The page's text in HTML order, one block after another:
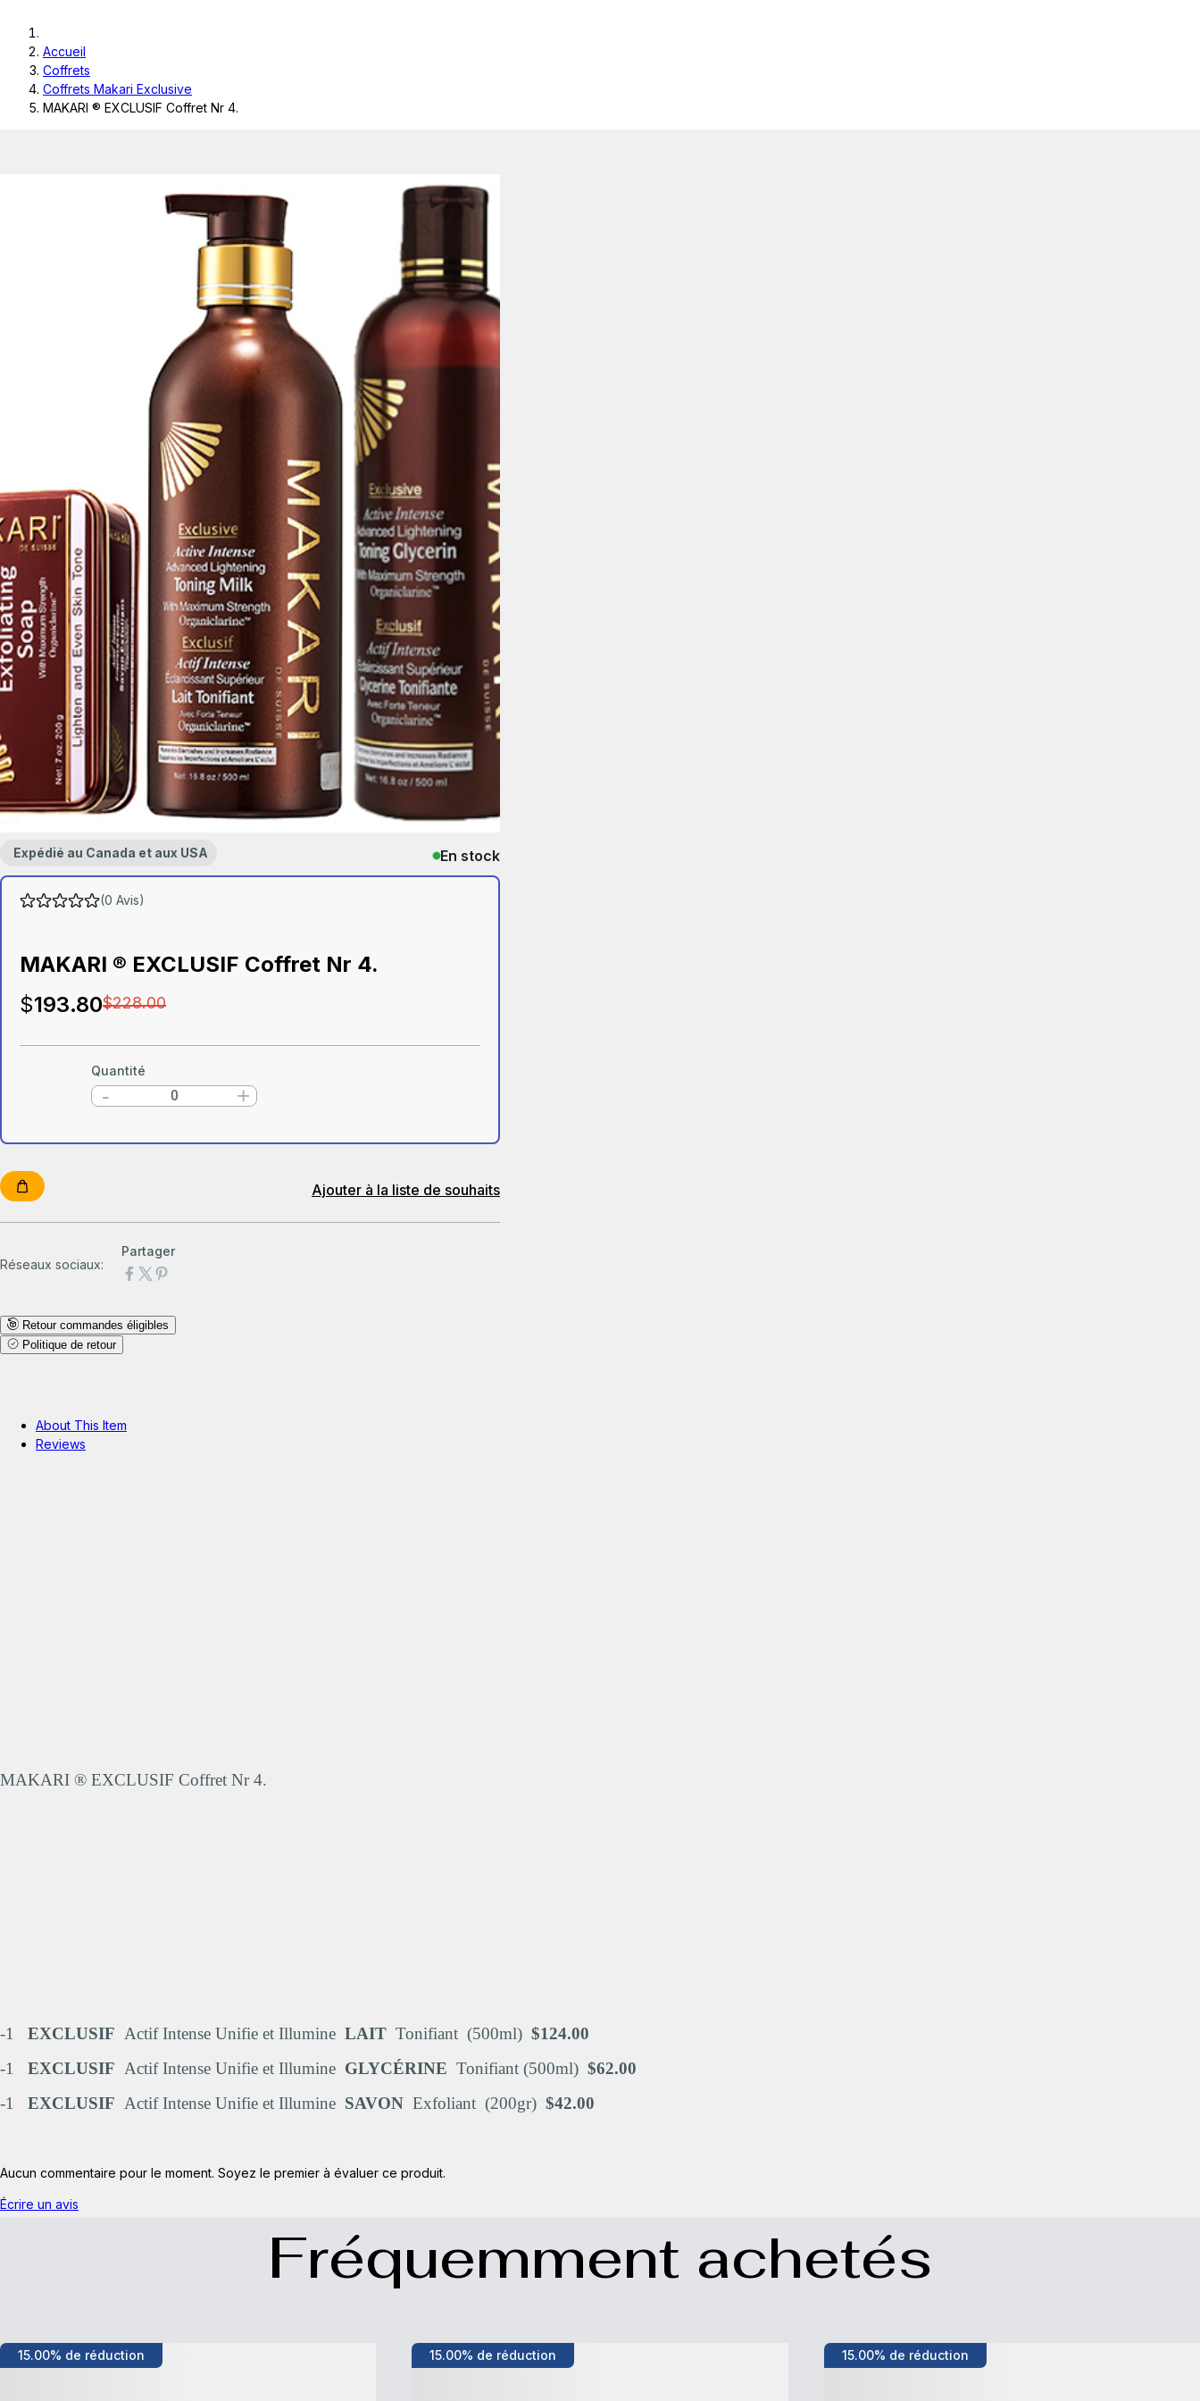
Accueil
Coffrets
Coffrets Makari Exclusive
MAKARI ® EXCLUSIF Coffret Nr 4.
Expédié au Canada et aux USA En stock
(0 Avis)
MAKARI ® EXCLUSIF Coffret Nr 4.
$193.80$228.00
Quantité
- +
Ajouter à la liste de souhaits
Réseaux sociaux:
Partager
Retour commandes éligibles
Politique de retour
About This Item
Reviews
MAKARI ® EXCLUSIF Coffret Nr 4.
-1 EXCLUSIF Actif Intense Unifie et Illumine LAIT Tonifiant (500ml) $124.00
-1
EXCLUSIF Actif Intense Unifie et Illumine GLYCÉRINE Tonifiant (500ml) $62.00
-1 EXCLUSIF Actif Intense Unifie et Illumine SAVON Exfoliant (200gr) $42.00
Aucun commentaire pour le moment. Soyez le premier à évaluer ce produit.
Écrire un avis
Fréquemment achetés
15.00% de réduction 15.00% de réduction 15.00% de réduction